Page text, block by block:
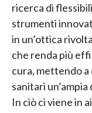
ricerca di
strumenti
in un’ottica
che renda più
cura, mettendo
sanitari
In ciò ci viene in